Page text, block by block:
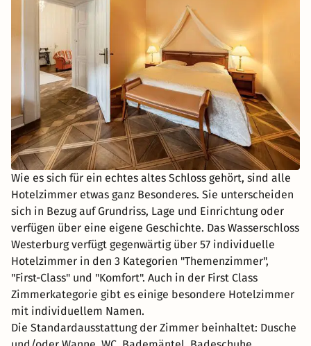
Wie es sich für ein echtes altes Schloss gehört, sind alle
Hotelzimmer etwas ganz Besonderes. Sie unterscheiden
sich in Bezug auf Grundriss, Lage und Einrichtung oder
verfügen über eine eigene Geschichte. Das Wasserschloss
Westerburg verfügt gegenwärtig über 57 individuelle
Hotelzimmer in den 3 Kategorien "Themenzimmer",
"First-Class" und "Komfort". Auch in der First Class
Zimmerkategorie gibt es einige besondere Hotelzimmer
mit individuellem Namen.
Die Standardausstattung der Zimmer beinhaltet: Dusche